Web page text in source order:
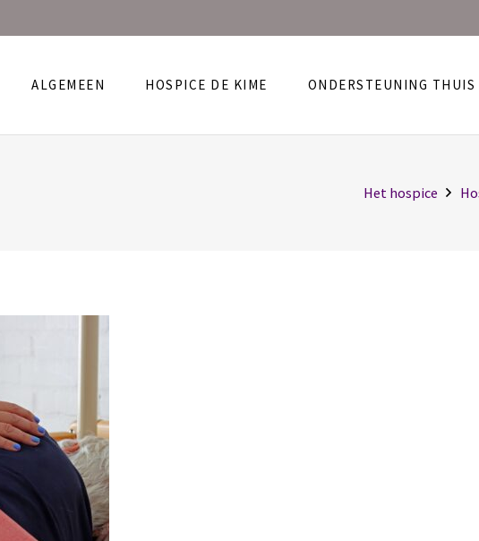
ALGEMEEN HOSPICE DE KIME ONDERSTEUNING THUIS
Het hospice